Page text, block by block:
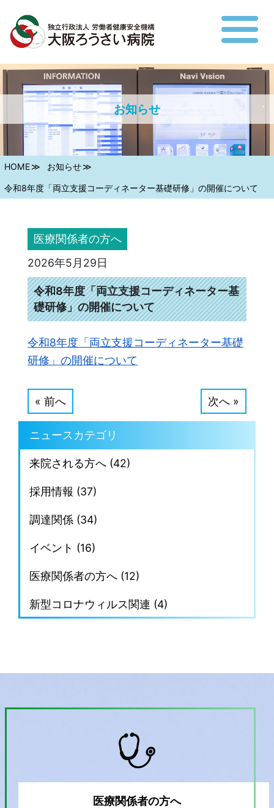
お知らせ
HOME お知らせ
令和8年度「両立支援コーディネーター基礎研修」の開催について
医療関係者の方へ
2026年5月29日
令和8年度「両立支援コーディネーター基
礎研修」の開催について
令和8年度「両立支援コーディネーター基礎
研修」の開催について
« 前へ 次へ »
ニュースカテゴリ
来院される方へ (42)
採用情報 (37)
調達関係 (34)
イベント (16)
医療関係者の方へ (12)
新型コロナウィルス関連 (4)
医療関係者の方へ